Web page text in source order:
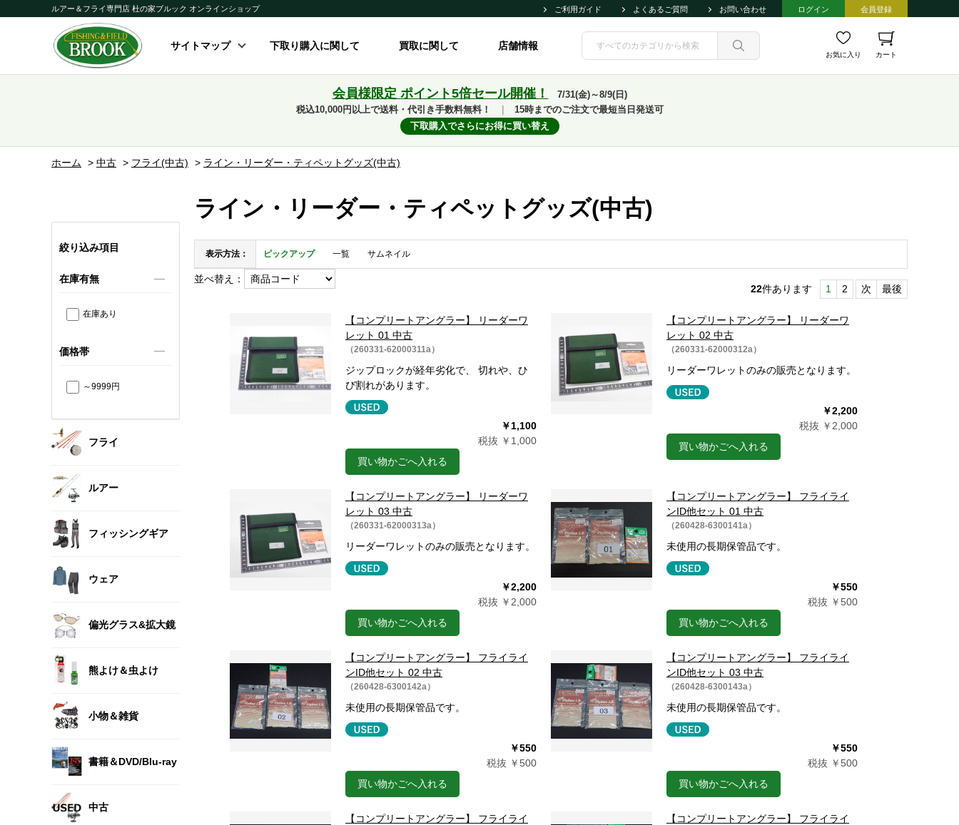
ルアー＆フライ専門店 杜の家ブルック オンラインショップ ご利用ガイド よくあるご質問 お問い合わせ ログイン 会員登録
サイトマップ 下取り購入に関して 買取に関して 店舗情報
お気に入り カート
会員様限定 ポイント5倍セール開催！
7/31(金)～8/9(日)
税込10,000円以上で送料・代引き手数料無料！
15時までのご注文で最短当日発送可
下取購入でさらにお得に買い替え
ホーム > 中古 > フライ(中古) > ライン・リーダー・ティペットグッズ(中古)
絞り込み項目
在庫有無
在庫あり
価格帯
～9999円
フライ
ルアー
フィッシングギア
ウェア
偏光グラス&拡大鏡
熊よけ＆虫よけ
小物＆雑貨
書籍＆DVD/Blu-ray
中古
ライン・リーダー・ティペットグッズ(中古)
表示方法： ピックアップ 一覧 サムネイル
並べ替え：
22件あります 1 2 次 最後
【コンプリートアングラー】 リーダーワ
レット 01 中古
（260331-62000311a）
ジップロックが経年劣化で、 切れや、ひ
び割れがあります。
￥1,100
税抜 ￥1,000
買い物かごへ入れる
【コンプリートアングラー】 リーダーワ
レット 02 中古
（260331-62000312a）
リーダーワレットのみの販売となります。
￥2,200
税抜 ￥2,000
買い物かごへ入れる
【コンプリートアングラー】 リーダーワ
レット 03 中古
（260331-62000313a）
リーダーワレットのみの販売となります。
￥2,200
税抜 ￥2,000
買い物かごへ入れる
【コンプリートアングラー】 フライライ
ンID他セット 01 中古
（260428-6300141a）
未使用の長期保管品です。
￥550
税抜 ￥500
買い物かごへ入れる
【コンプリートアングラー】 フライライ
ンID他セット 02 中古
（260428-6300142a）
未使用の長期保管品です。
￥550
税抜 ￥500
買い物かごへ入れる
【コンプリートアングラー】 フライライ
ンID他セット 03 中古
（260428-6300143a）
未使用の長期保管品です。
￥550
税抜 ￥500
買い物かごへ入れる
【コンプリートアングラー】 フライライ
【コンプリートアングラー】 フライライ